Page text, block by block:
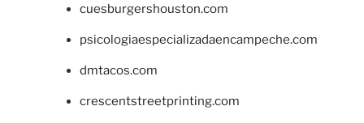
cuesburgershouston.com
psicologiaespecializadaencampeche.com
dmtacos.com
crescentstreetprinting.com